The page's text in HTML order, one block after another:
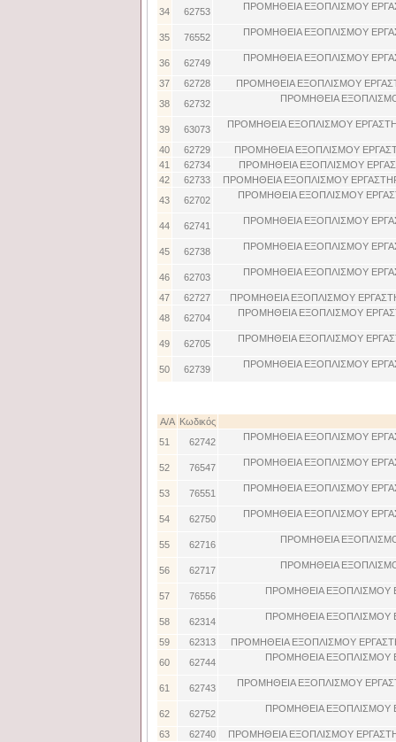
34 62753 ΠΡΟΜΗΘΕΙΑ ΕΞΟΠΛΙΣΜΟΥ
35 76552 ΠΡΟΜΗΘΕΙΑ ΕΞΟΠΛΙΣΜΟΥ
36 62749 ΠΡΟΜΗΘΕΙΑ ΕΞΟΠΛΙΣΜΟΥ
37 62728
ΠΡΟΜΗΘΕΙΑ ΕΞΟΠΛΙΣΜΟΥ
38
62732 ΠΡΟΜΗΘΕΙΑ
39 63073 ΠΡΟΜΗΘΕΙΑ ΕΞΟΠΛΙΣΜΟΥ
40 62729
ΠΡΟΜΗΘΕΙΑ ΕΞΟΠΛΙΣΜΟΥ
41
62734
ΠΡΟΜΗΘΕΙΑ ΕΞΟΠΛΙΣΜΟΥ
42
62733
ΠΡΟΜΗΘΕΙΑ ΕΞΟΠΛΙΣΜΟΥ
43
62702 ΠΡΟΜΗΘΕΙΑ ΕΞΟΠΛΙΣΜΟΥ
44 62741 ΠΡΟΜΗΘΕΙΑ ΕΞΟΠΛΙΣΜΟΥ
45 62738 ΠΡΟΜΗΘΕΙΑ ΕΞΟΠΛΙΣΜΟΥ
46 62703 ΠΡΟΜΗΘΕΙΑ ΕΞΟΠΛΙΣΜΟΥ
47 62727
ΠΡΟΜΗΘΕΙΑ ΕΞΟΠΛΙΣΜΟΥ
48
62704 ΠΡΟΜΗΘΕΙΑ ΕΞΟΠΛΙΣΜΟΥ
49 62705 ΠΡΟΜΗΘΕΙΑ ΕΞΟΠΛΙΣΜΟΥ
50 62739 ΠΡΟΜΗΘΕΙΑ ΕΞΟΠΛΙΣΜΟΥ
Α/Α Κωδικός
51
62742 ΠΡΟΜΗΘΕΙΑ ΕΞΟΠΛΙΣΜΟΥ
52 76547 ΠΡΟΜΗΘΕΙΑ ΕΞΟΠΛΙΣΜΟΥ
53 76551 ΠΡΟΜΗΘΕΙΑ ΕΞΟΠΛΙΣΜΟΥ
54 62750 ΠΡΟΜΗΘΕΙΑ ΕΞΟΠΛΙΣΜΟΥ
55 62716 ΠΡΟΜΗΘΕΙΑ
56 62717 ΠΡΟΜΗΘΕΙΑ
57 76556 ΠΡΟΜΗΘΕΙΑ ΕΞΟΠΛΙΣΜΟΥ
58 62314 ΠΡΟΜΗΘΕΙΑ ΕΞΟΠΛΙΣΜΟΥ
59 62313
ΠΡΟΜΗΘΕΙΑ ΕΞΟΠΛΙΣΜΟΥ
60
62744 ΠΡΟΜΗΘΕΙΑ ΕΞΟΠΛΙΣΜΟΥ
61 62743 ΠΡΟΜΗΘΕΙΑ ΕΞΟΠΛΙΣΜΟΥ
62 62752 ΠΡΟΜΗΘΕΙΑ ΕΞΟΠΛΙΣΜΟΥ
63 62740
ΠΡΟΜΗΘΕΙΑ ΕΞΟΠΛΙΣΜΟΥ